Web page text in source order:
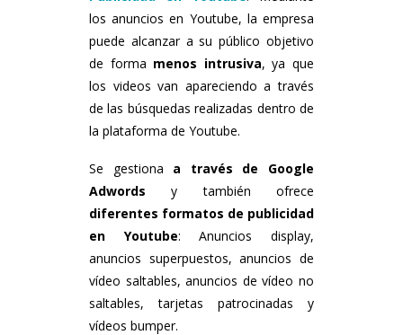
los anuncios en Youtube, la empresa
puede alcanzar a su público objetivo
de forma menos intrusiva, ya que
los videos van apareciendo a través
de las búsquedas realizadas dentro de
la plataforma de Youtube.
Se gestiona a través de Google
Adwords y también ofrece
diferentes formatos de publicidad
en Youtube: Anuncios display,
anuncios superpuestos, anuncios de
vídeo saltables, anuncios de vídeo no
saltables, tarjetas patrocinadas y
vídeos bumper.